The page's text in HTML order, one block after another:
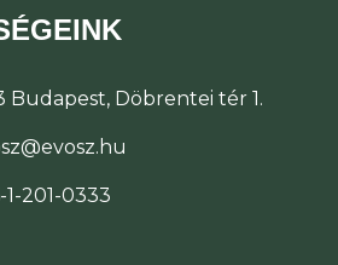
Budapest, Döbrentei tér 1.
1-201-0333